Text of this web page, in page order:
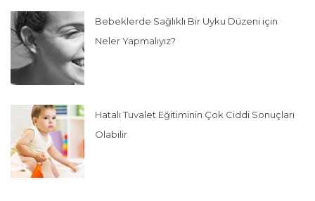
Bebeklerde Sağlıklı Bir Uyku Düzeni için
Neler Yapmalıyız?
Hatalı Tuvalet Eğitiminin Çok Ciddi Sonuçları
Olabilir